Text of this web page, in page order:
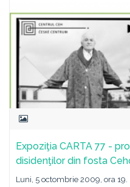
Expoziţia CARTA 77 -
disidenţilor din fosta
Luni, 5 octombrie 2009, ora